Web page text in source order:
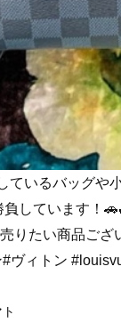
ているバッグ
しています！
りたい商品ご
ヴィトン